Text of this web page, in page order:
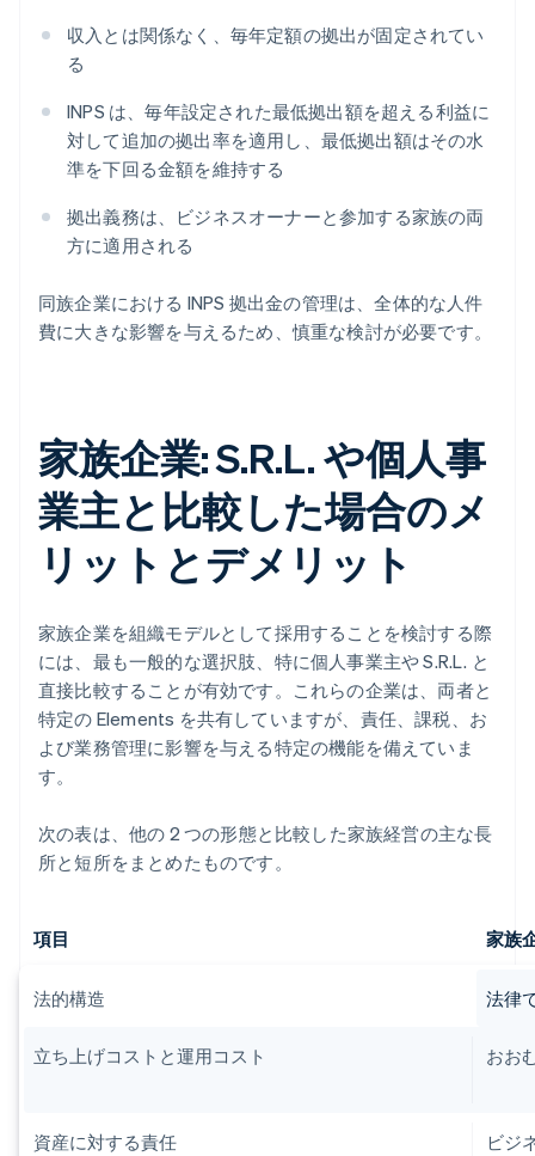
収入とは関係なく、毎年定額の拠出が固定されてい
る
INPS は、毎年設定された最低拠出額を超える利益に
対して追加の拠出率を適用し、最低拠出額はその水
準を下回る金額を維持する
拠出義務は、ビジネスオーナーと参加する家族の両
方に適用される
同族企業における INPS 拠出金の管理は、全体的な人件
費に大きな影響を与えるため、慎重な検討が必要です。
家族企業: S.R.L. や個人事
業主と比較した場合のメ
リットとデメリット
家族企業を組織モデルとして採用することを検討する際
には、最も一般的な選択肢、特に個人事業主や S.R.L. と
直接比較することが有効です。これらの企業は、両者と
特定の Elements を共有していますが、責任、課税、お
よび業務管理に影響を与える特定の機能を備えていま
す。
次の表は、他の 2 つの形態と比較した家族経営の主な長
所と短所をまとめたものです。
項目 家族
法的構造 法律
立ち上げコストと運用コスト おお
資産に対する責任 ビジ